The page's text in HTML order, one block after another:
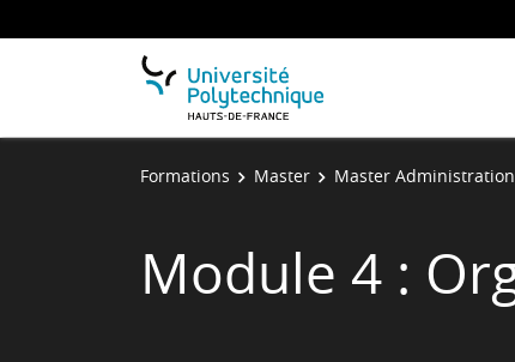
Formations Master Master
Module 4 :